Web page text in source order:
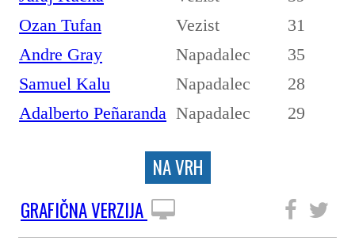
Ozan Tufan
Vezist
31
Andre Gray
Napadalec
35
Samuel Kalu
Napadalec
28
Adalberto Peñaranda Napadalec 29
NA VRH
GRAFIČNA VERZIJA